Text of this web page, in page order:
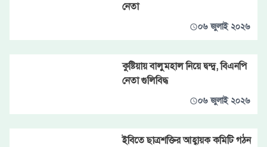
নেতা
০৬ জুলাই ২০২৬
কুষ্টিয়ায় বালুমহাল নিয়ে দ্বন্দ্ব, বিএনপি
নেতা গুলিবিদ্ধ
০৬ জুলাই ২০২৬
ইবিতে ছাত্রশক্তির আহ্বায়ক কমিটি গঠন